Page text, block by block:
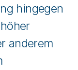
hingegen
anderem